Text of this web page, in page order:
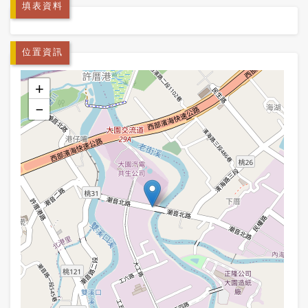
填表資料
位置資訊
+
−